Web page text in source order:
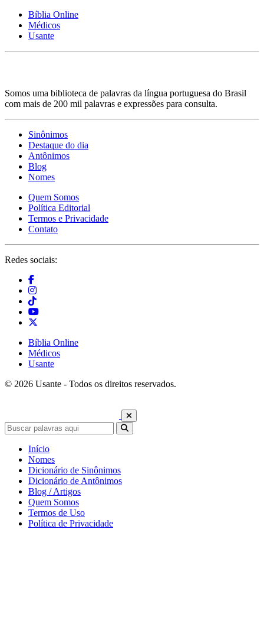
Bíblia Online
Médicos
Usante
Somos uma biblioteca de palavras da língua portuguesa do Brasil
com mais de 200 mil palavras e expressões para consulta.
Sinônimos
Destaque do dia
Antônimos
Blog
Nomes
Quem Somos
Política Editorial
Termos e Privacidade
Contato
Redes sociais:
Bíblia Online
Médicos
Usante
© 2026 Usante - Todos os direitos reservados.
Início
Nomes
Dicionário de Sinônimos
Dicionário de Antônimos
Blog / Artigos
Quem Somos
Termos de Uso
Política de Privacidade